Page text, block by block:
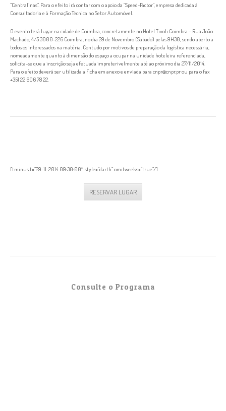
“Centralinas”. Para o efeito irá contar com o apoio da “Speed-Factor”, empresa dedicada à
Consultadoria e à Formação Técnica no Setor Automóvel.
O evento terá lugar na cidade de Coimbra, concretamente no Hotel Tivoli Coimbra – Rua João
Machado, 4/5 3000-226 Coimbra, no dia 29 de Novembro (Sábado) pelas 9H30, sendo aberto a
todos os interessados na matéria. Contudo por motivos de preparação da logística necessária,
nomeadamente quanto à dimensão do espaço a ocupar na unidade hoteleira referenciada,
solicita-se que a inscrição seja efetuada impreterivelmente até ao próximo dia 27/11/2014.
Para o efeito deverá ser utilizada a ficha em anexo e enviada para cnpr@cnpr.pr ou para o fax
+351 22 606 78 22.
[tminus t=”29-11-2014 09:30:00″ style=”darth” omitweeks=”true”/]
RESERVAR LUGAR
Consulte o Programa